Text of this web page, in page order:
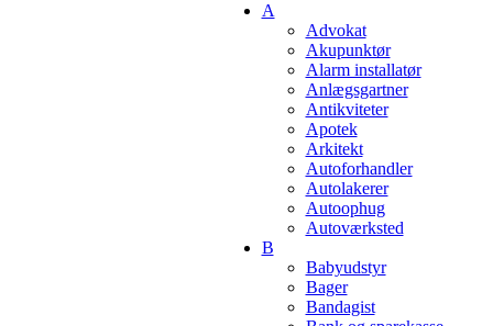
A
Advokat
Akupunktør
Alarm installatør
Anlægsgartner
Antikviteter
Apotek
Arkitekt
Autoforhandler
Autolakerer
Autoophug
Autoværksted
B
Babyudstyr
Bager
Bandagist